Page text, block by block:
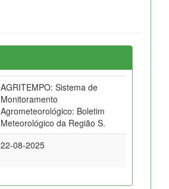
AGRITEMPO: Sistema de
Monitoramento
Agrometeorológico: Boletim
Meteorológico da Região S.
22-08-2025